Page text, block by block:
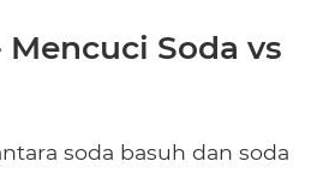
Soda vs
soda basuh dan soda